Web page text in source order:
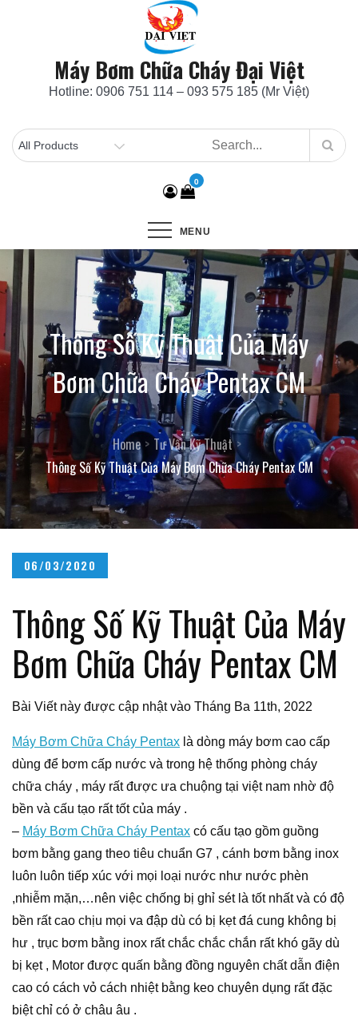
Máy Bơm Chữa Cháy Đại Việt
Hotline: 0906 751 114 – 093 575 185 (Mr Việt)
0
MENU
Thông Số Kỹ Thuật Của Máy
Bơm Chữa Cháy Pentax CM
Home
Tư Vấn Kỹ Thuật
Thông Số Kỹ Thuật Của Máy Bơm Chữa Cháy Pentax CM
Posted
06/03/2020
Thông Số Kỹ Thuật Của Máy
Bơm Chữa Cháy Pentax CM
Bài Viết này được cập nhật vào Tháng Ba 11th, 2022
Máy Bơm Chữa Cháy Pentax là dòng máy bơm cao cấp
dùng để bơm cấp nước và trong hệ thống phòng cháy
chữa cháy , máy rất được ưa chuộng tại việt nam nhờ độ
bền và cấu tạo rất tốt của máy .
– Máy Bơm Chữa Cháy Pentax có cấu tạo gồm guồng
bơm bằng gang theo tiêu chuẩn G7 , cánh bơm bằng inox
luôn luôn tiếp xúc với mọi loại nước như nước phèn
,nhiễm mặn,…nên việc chống bị ghỉ sét là tốt nhất và có độ
bền rất cao chịu mọi va đập dù có bị kẹt đá cung không bị
hư , trục bơm bằng inox rất chắc chắc chắn rất khó gãy dù
bị kẹt , Motor được quấn bằng đồng nguyên chất dẫn điện
cao có cách vỏ cách nhiệt bằng keo chuyên dụng rất đặc
biệt chỉ có ở châu âu .